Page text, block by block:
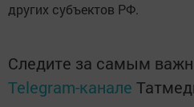
других субъектов РФ.
Следите за самым
Telegram-канале